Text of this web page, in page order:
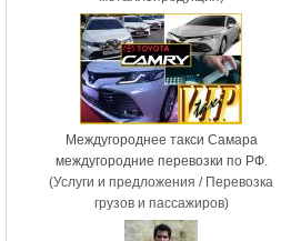
Междугороднее такси Самара
междугородние перевозки по РФ.
(Услуги и предложения / Перевозка
грузов и пассажиров)